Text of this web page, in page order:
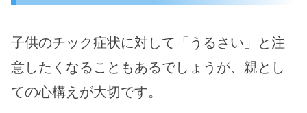
子供のチック症状に対して「うるさい」と注
意したくなることもあるでしょうが、親とし
ての心構えが大切です。